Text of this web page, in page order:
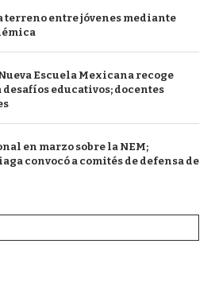
entre jóvenes mediante
Escuela Mexicana recoge
educativos; docentes
en marzo sobre la NEM;
convocó a comités de defensa de